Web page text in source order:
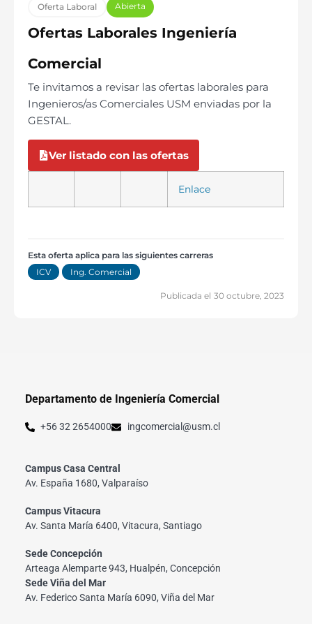
Oferta Laboral Abierta
Ofertas Laborales Ingeniería
Comercial
Te invitamos a revisar las ofertas laborales para
Ingenieros/as Comerciales USM enviadas por la
GESTAL.
Ver listado con las ofertas
Enlace
Esta oferta aplica para las siguientes carreras
ICV
Ing. Comercial
Publicada el 30 octubre, 2023
Departamento de Ingeniería Comercial
+56 32 2654000 ingcomercial@usm.cl
Campus Casa Central
Av. España 1680, Valparaíso
Campus Vitacura
Av. Santa María 6400, Vitacura, Santiago
Sede Concepción
Arteaga Alemparte 943, Hualpén, Concepción
Sede Viña del Mar
Av. Federico Santa María 6090, Viña del Mar